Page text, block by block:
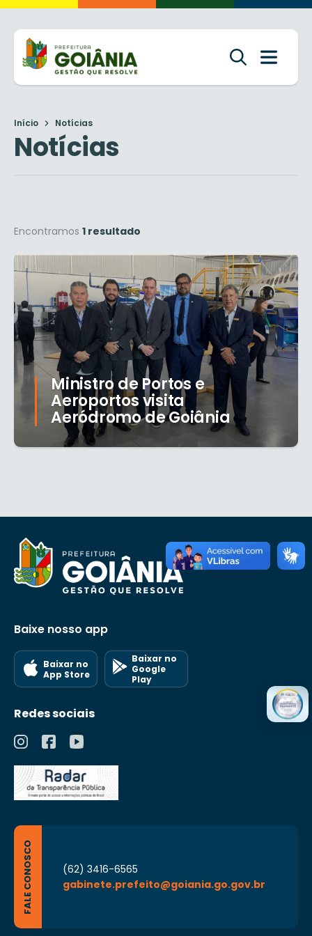
Início Notícias
Notícias
Encontramos 1 resultado
Ministro de Portos e
Aeroportos visita
Aeródromo de Goiânia
Baixe nosso app
Baixar no
App Store
Baixar no
Google
Play
Redes sociais
FALE CONOSCO
(62) 3416-6565
gabinete.prefeito@goiania.go.gov.br